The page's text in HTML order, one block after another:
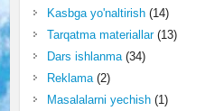
Kasbga yo'naltirish(14)
Tarqatma materiallar(13)
Dars ishlanma(34)
Reklama(2)
Masalalarni yechish(1)